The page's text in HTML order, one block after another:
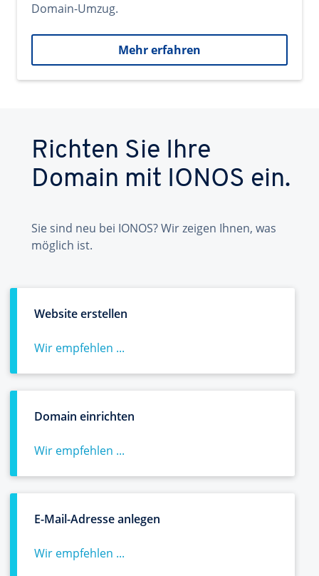
Domain-Umzug.
Mehr erfahren
Richten Sie Ihre
Domain mit IONOS ein.
Sie sind neu bei IONOS? Wir zeigen Ihnen, was
möglich ist.
Website erstellen
Wir empfehlen ...
Domain einrichten
Wir empfehlen ...
E-Mail-Adresse anlegen
Wir empfehlen ...